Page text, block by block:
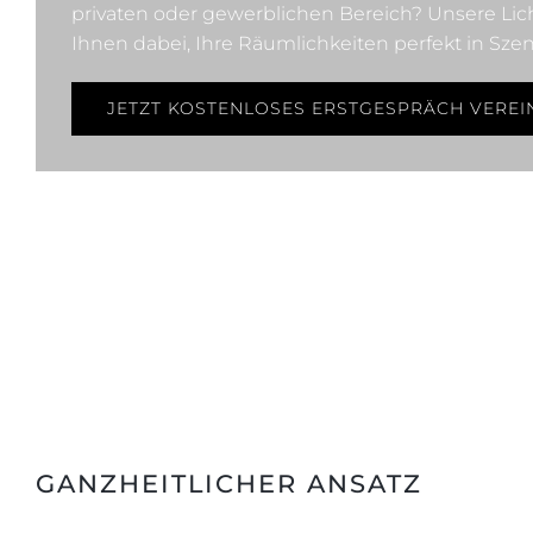
privaten oder gewerblichen Bereich? Unsere
Ihnen dabei, Ihre Räumlichkeiten perfekt in
JETZT KOSTENLOSES ERSTGESPRÄCH
GANZHEITLICHER ANSATZ